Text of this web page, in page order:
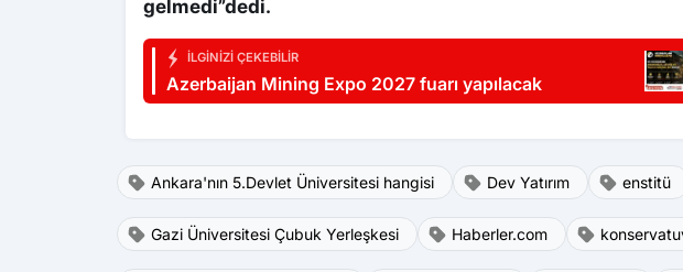
gelmedi”dedi.
İLGINIZI ÇEKEBILIR
Azerbaijan Mining Expo 2027 fuarı yapılacak
Ankara'nın 5.Devlet Üniversitesi hangisi Dev Yatırım enstitü
Gazi Üniversitesi Çubuk Yerleşkesi Haberler.com